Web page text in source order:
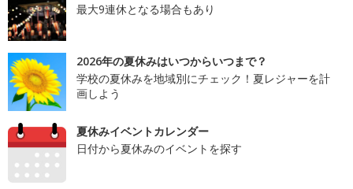
最大9連休となる場合もあり
2026年の夏休みはいつからいつまで？
学校の夏休みを地域別にチェック！夏レジャーを計
画しよう
夏休みイベントカレンダー
日付から夏休みのイベントを探す